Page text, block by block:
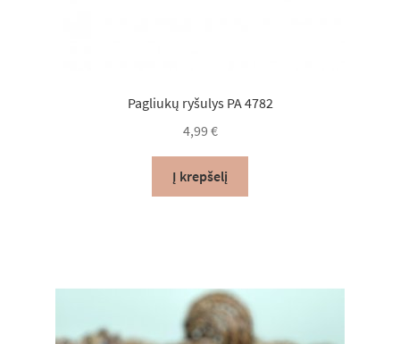
Pagliukų ryšulys PA 4782
4,99 €
Į krepšelį